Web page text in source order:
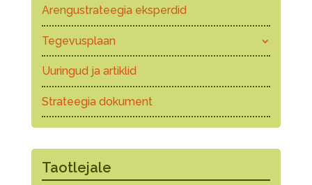
Arengustrateegia eksperdid
Tegevusplaan
Uuringud ja artiklid
Strateegia dokument
Taotlejale